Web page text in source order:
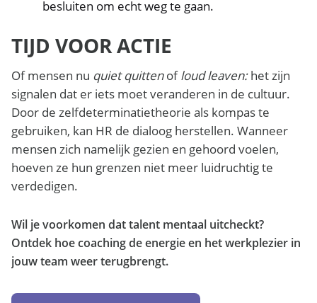
besluiten om echt weg te gaan.
TIJD VOOR ACTIE
Of mensen nu quiet quittenofloud leaven:het zijn
signalen dat er iets moet veranderen in de cultuur.
Door de zelfdeterminatietheorie als kompas te
gebruiken, kan HR de dialoog herstellen. Wanneer
mensen zich namelijk gezien en gehoord voelen,
hoeven ze hun grenzen niet meer luidruchtig te
verdedigen.
Wil je voorkomen dat talent mentaal uitcheckt?
Ontdek hoe coaching de energie en het werkplezier in
jouw team weer terugbrengt.